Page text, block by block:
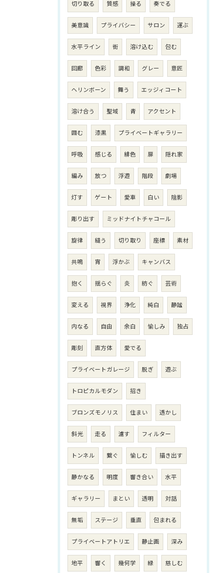
切り取る 質感 操る 奏でる
美意識 プライバシー サロン 運ぶ
水平ライン 街 溶け込む 包む
回廊 色彩 調和 グレー 意匠
ヘリンボーン 舞う エッジィコート
溶け合う 聖域 青 アクセント
囲む 漆黒 プライベートギャラリー
呼吸 感じる 緋色 扉 隠れ家
編み 放つ 浮遊 階段 劇場
灯す ゲート 愛車 白い 陰影
彫り出す ミッドナイトチャコール
旋律 縫う 切り取り 座標 素材
共鳴 宵 浮かぶ キャンバス
抱く 揺らぐ 炎 紡ぐ 芸術
変える 視界 浄化 純白 静謐
内なる 自由 余白 愉しみ 独占
彫刻 直方体 愛でる
プライベートガレージ 脱ぎ 遊ぶ
トロピカルモダン 招き
ブロンズモノリス 住まい 透かし
斜光 走る 濾す フィルター
トンネル 繋ぐ 愉しむ 描き出す
静かなる 明度 響き合い 水平
ギャラリー まとい 透明 対話
無垢 ステージ 垂直 包まれる
プライベートアトリエ 静止画 深み
地平 響く 幾何学 緑 慈しむ